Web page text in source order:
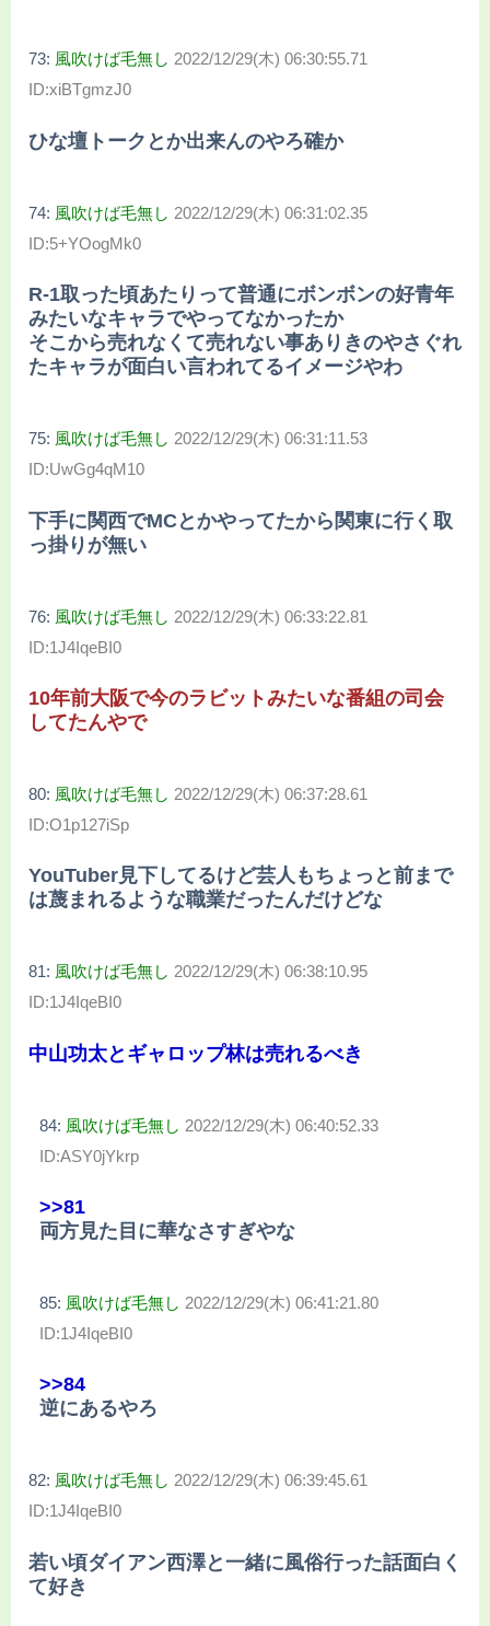
73: 風吹けば毛無し 2022/12/29(木) 06:30:55.71
ID:xiBTgmzJ0
ひな壇トークとか出来んのやろ確か
74: 風吹けば毛無し 2022/12/29(木) 06:31:02.35
ID:5+YOogMk0
R-1取った頃あたりって普通にボンボンの好青年
みたいなキャラでやってなかったか
そこから売れなくて売れない事ありきのやさぐれ
たキャラが面白い言われてるイメージやわ
75: 風吹けば毛無し 2022/12/29(木) 06:31:11.53
ID:UwGg4qM10
下手に関西でMCとかやってたから関東に行く取
っ掛りが無い
76: 風吹けば毛無し 2022/12/29(木) 06:33:22.81
ID:1J4IqeBI0
10年前大阪で今のラビットみたいな番組の司会
してたんやで
80: 風吹けば毛無し 2022/12/29(木) 06:37:28.61
ID:O1p127iSp
YouTuber見下してるけど芸人もちょっと前まで
は蔑まれるような職業だったんだけどな
81: 風吹けば毛無し 2022/12/29(木) 06:38:10.95
ID:1J4IqeBI0
中山功太とギャロップ林は売れるべき
84: 風吹けば毛無し 2022/12/29(木) 06:40:52.33
ID:ASY0jYkrp
>>81
両方見た目に華なさすぎやな
85: 風吹けば毛無し 2022/12/29(木) 06:41:21.80
ID:1J4IqeBI0
>>84
逆にあるやろ
82: 風吹けば毛無し 2022/12/29(木) 06:39:45.61
ID:1J4IqeBI0
若い頃ダイアン西澤と一緒に風俗行った話面白く
て好き